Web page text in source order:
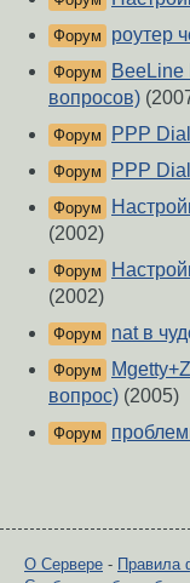
Форум роутер
Форум
BeeLine
вопросов)
Форум PPP
Форум PPP
Форум
(2002)
Форум
(2002)
Форум nat в
Форум
вопрос) (2005)
Форум
О Сервере - Правила